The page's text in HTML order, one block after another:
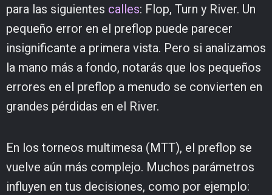
para las siguientes calles: Flop, Turn y River. Un
pequeño error en el preflop puede parecer
insignificante a primera vista. Pero si analizamos
la mano más a fondo, notarás que los pequeños
errores en el preflop a menudo se convierten en
grandes pérdidas en el River.
En los torneos multimesa (MTT), el preflop se
vuelve aún más complejo. Muchos parámetros
influyen en tus decisiones, como por ejemplo: